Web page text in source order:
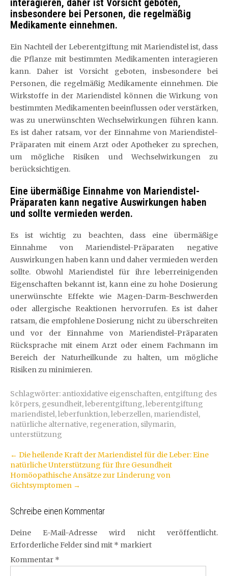
interagieren, daher ist Vorsicht geboten,
insbesondere bei Personen, die regelmäßig
Medikamente einnehmen.
Ein Nachteil der Leberentgiftung mit Mariendistel ist, dass
die Pflanze mit bestimmten Medikamenten interagieren
kann. Daher ist Vorsicht geboten, insbesondere bei
Personen, die regelmäßig Medikamente einnehmen. Die
Wirkstoffe in der Mariendistel können die Wirkung von
bestimmten Medikamenten beeinflussen oder verstärken,
was zu unerwünschten Wechselwirkungen führen kann.
Es ist daher ratsam, vor der Einnahme von Mariendistel-
Präparaten mit einem Arzt oder Apotheker zu sprechen,
um mögliche Risiken und Wechselwirkungen zu
berücksichtigen.
Eine übermäßige Einnahme von Mariendistel-
Präparaten kann negative Auswirkungen haben
und sollte vermieden werden.
Es ist wichtig zu beachten, dass eine übermäßige
Einnahme von Mariendistel-Präparaten negative
Auswirkungen haben kann und daher vermieden werden
sollte. Obwohl Mariendistel für ihre leberreinigenden
Eigenschaften bekannt ist, kann eine zu hohe Dosierung
unerwünschte Effekte wie Magen-Darm-Beschwerden
oder allergische Reaktionen hervorrufen. Es ist daher
ratsam, die empfohlene Dosierung nicht zu überschreiten
und vor der Einnahme von Mariendistel-Präparaten
Rücksprache mit einem Arzt oder einem Fachmann im
Bereich der Naturheilkunde zu halten, um mögliche
Risiken zu minimieren.
Schlagwörter: antioxidative eigenschaften, entgiftung des
körpers, gesundheit,leberentgiftung,leberentgiftung
mariendistel,leberfunktion,leberzellen, mariendistel,
natürliche alternative, regeneration, silymarin,
unterstützung
Artikel-
Navigation
← Die heilende Kraft der Mariendistel für die Leber: Eine
natürliche Unterstützung für Ihre Gesundheit
Homöopathische Ansätze zur Linderung von
Gichtsymptomen →
Schreibe einen Kommentar
Deine E-Mail-Adresse wird nicht veröffentlicht.
Erforderliche Felder sind mit * markiert
Kommentar *